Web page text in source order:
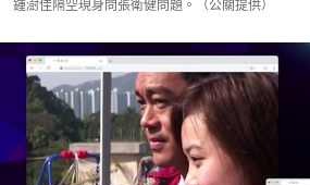
鍾澍佳隔空現身問張衛健問題。（公關提供）